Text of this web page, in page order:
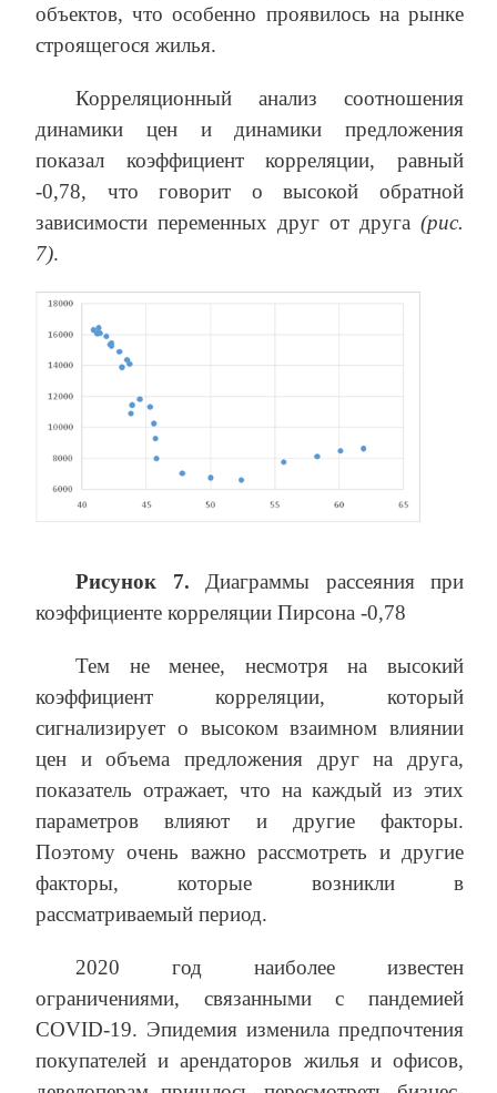
объектов, что особенно проявилось на рынке
строящегося жилья.
Корреляционный анализ соотношения
динамики цен и динамики предложения
показал коэффициент корреляции, равный
-0,78, что говорит о высокой обратной
зависимости переменных друг от друга (рис.
7).
Рисунок 7. Диаграммы рассеяния при
коэффициенте корреляции Пирсона -0,78
Тем не менее, несмотря на высокий
коэффициент корреляции, который
сигнализирует о высоком взаимном влиянии
цен и объема предложения друг на друга,
показатель отражает, что на каждый из этих
параметров влияют и другие факторы.
Поэтому очень важно рассмотреть и другие
факторы, которые возникли в
рассматриваемый период.
2020 год наиболее известен
ограничениями, связанными с пандемией
COVID-19. Эпидемия изменила предпочтения
покупателей и арендаторов жилья и офисов,